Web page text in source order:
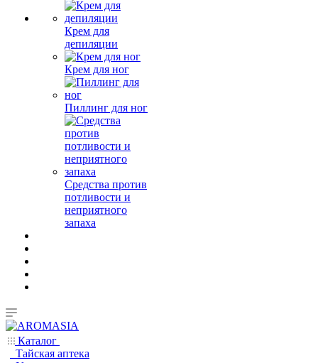
Крем для
депиляции
Крем для ног
Пиллинг для ног
Средства против
потливости и
неприятного
запаха
Каталог
Тайская аптека